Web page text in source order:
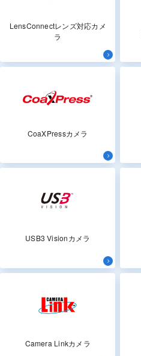
LensConnectレンズ対応カメ
ラ
CoaXPressカメラ
USB3 Visionカメラ
Camera Linkカメラ